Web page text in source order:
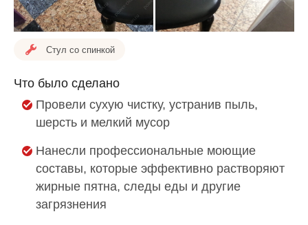
Стул со спинкой
Что было сделано
Провели сухую чистку, устранив пыль,
шерсть и мелкий мусор
Нанесли профессиональные моющие
составы, которые эффективно растворяют
жирные пятна, следы еды и другие
загрязнения